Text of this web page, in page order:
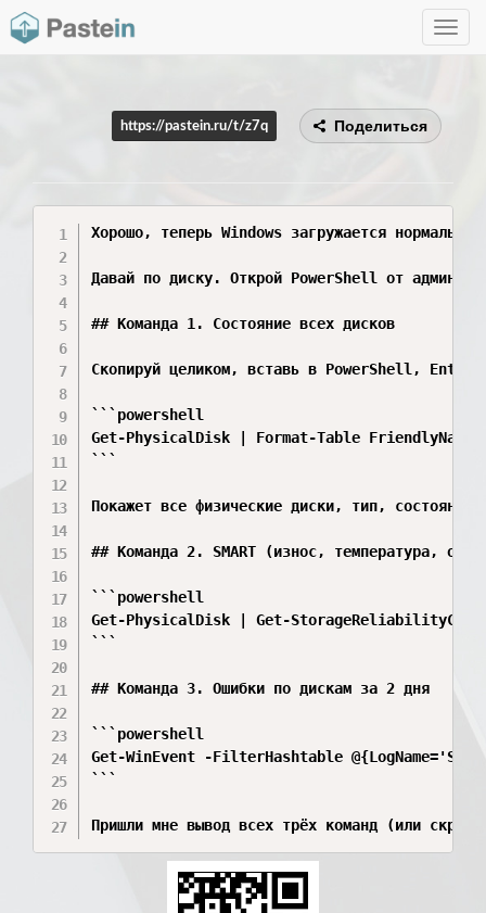
Toggle
https://pastein.ru/t/z7q Поделиться
Хорошо, теперь Windows загружается
Давай по диску. Открой PowerShell от админа:
## Команда 1. Состояние всех дисков
Скопируй целиком, вставь в PowerShell, Enter:
```powershell
Get-PhysicalDisk | Format-Table
```
Покажет все физические диски, тип,
## Команда 2. SMART (износ, температура,
```powershell
Get-PhysicalDisk | Get-
```
## Команда 3. Ошибки по дискам за 2 дня
```powershell
Get-WinEvent -FilterHashtable
```
Пришли мне вывод всех трёх команд (или